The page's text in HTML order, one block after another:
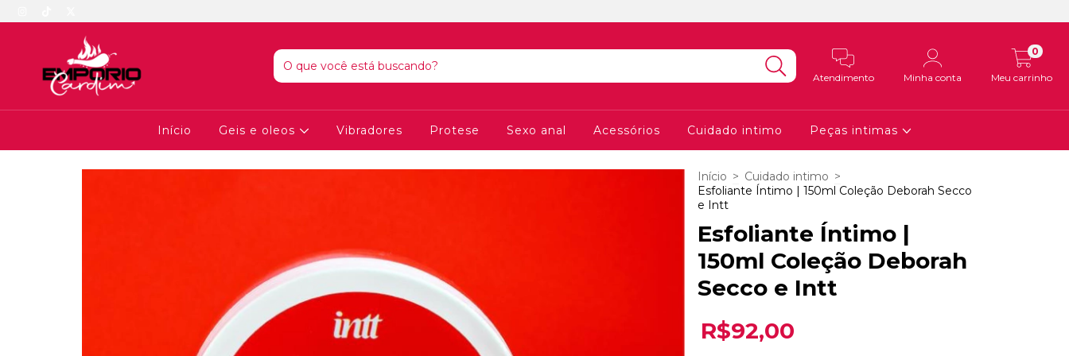
Atendimento Minha conta Meu carrinho
0
Início Geis e oleos Vibradores Protese Sexo anal Acessórios Cuidado intimo Peças intimas
Início > Cuidado intimo >
Esfoliante Íntimo | 150ml Coleção Deborah Secco
e Intt
Esfoliante Íntimo |
150ml Coleção Deborah
Secco e Intt
R$92,00